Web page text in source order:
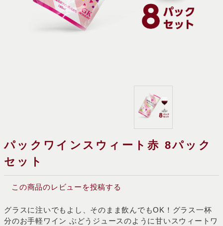
パックワインスウィート赤 8パック
セット
この商品のレビューを投稿する
グラスに注いでもよし、そのまま飲んでもOK！グラス一杯
分のお手軽ワイン ぶどうジュースのように甘いスウィートワ